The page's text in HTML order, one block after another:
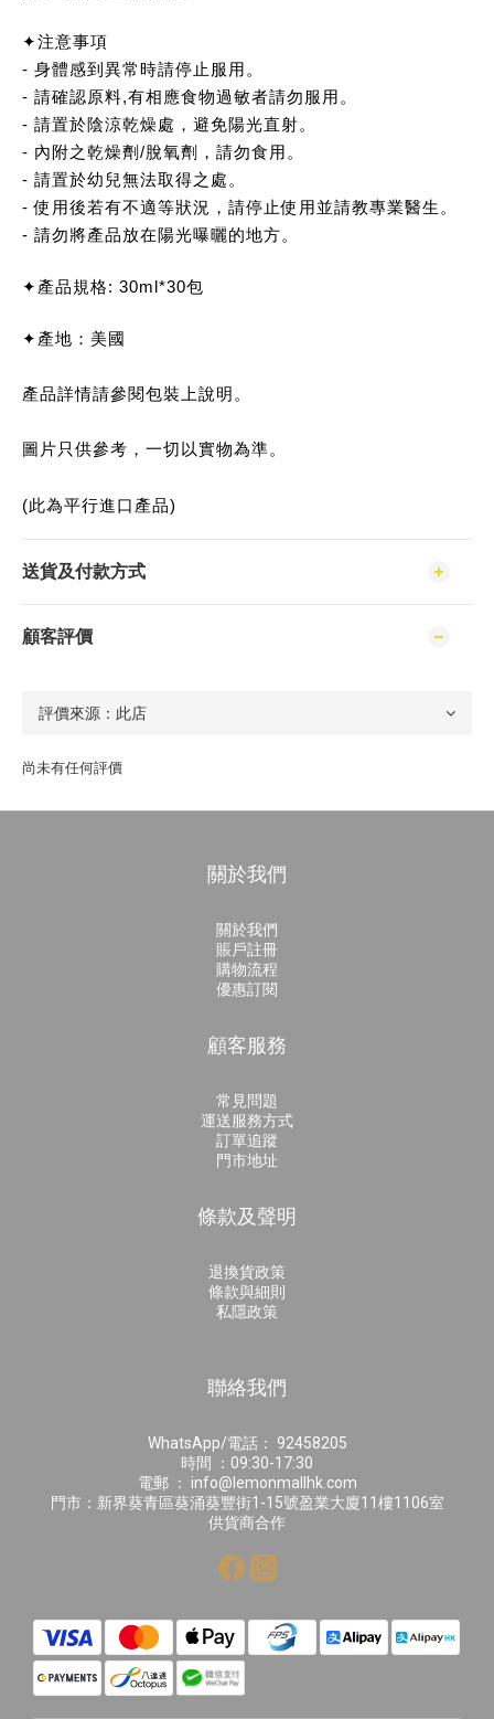
✦注意事項
- 身體感到異常時請停止服用。
- 請確認原料,有相應食物過敏者請勿服用。
- 請置於陰涼乾燥處，避免陽光直射。
- 內附之乾燥劑/脫氧劑，請勿食用。
- 請置於幼兒無法取得之處。
- 使用後若有不適等狀況，請停止使用並請教專業醫生。
- 請勿將產品放在陽光曝曬的地方。
✦產品規格: 30ml*30包
✦產地：美國
產品詳情請參閱包裝上說明。
圖片只供參考，一切以實物為準。
(此為平行進口產品)
送貨及付款方式
顧客評價
尚未有任何評價
關於我們
關於我們
賬戶註冊
購物流程
優惠訂閱
顧客服務
常見問題
運送服務方式
訂單追蹤
門市地址
條款及聲明
退換貨政策
條款與細則
私隱政策
聯絡我們
WhatsApp/電話： 92458205
時間 ：09:30-17:30
電郵 ： info@lemonmallhk.com
門市：新界葵青區葵涌葵豐街1-15號盈業大廈11樓1106室
供貨商合作